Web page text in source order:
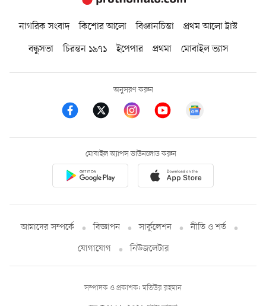
নাগরিক সংবাদ কিশোর আলো বিজ্ঞানচিন্তা
প্রথম আলো ট্রাস্ট
বন্ধুসভা
চিরন্তন ১৯৭১ ইপেপার প্রথমা মোবাইল ভ্যাস
অনুসরণ করুন
মোবাইল অ্যাপস ডাউনলোড করুন
আমাদের সম্পর্কে বিজ্ঞাপন সার্কুলেশন
নীতি ও শর্ত
যোগাযোগ
নিউজলেটার
সম্পাদক ও প্রকাশক: মতিউর রহমান